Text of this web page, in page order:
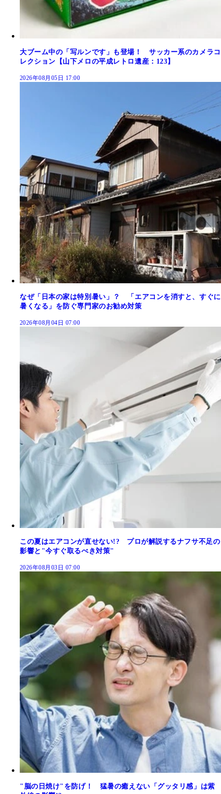
大ブーム中の「写ルンです」も登場！ サッカー系のカメラコ
レクション【山下メロの平成レトロ遺産：123】
2026年08月05日 17:00
なぜ「日本の家は特別暑い」？ 「エアコンを消すと、すぐに
暑くなる」を防ぐ専門家のお勧め対策
2026年08月04日 07:00
この夏はエアコンが直せない!? プロが解説するナフサ不足の
影響と"今すぐ取るべき対策"
2026年08月03日 07:00
"脳の日焼け"を防げ！ 猛暑の癒えない「グッタリ感」は紫